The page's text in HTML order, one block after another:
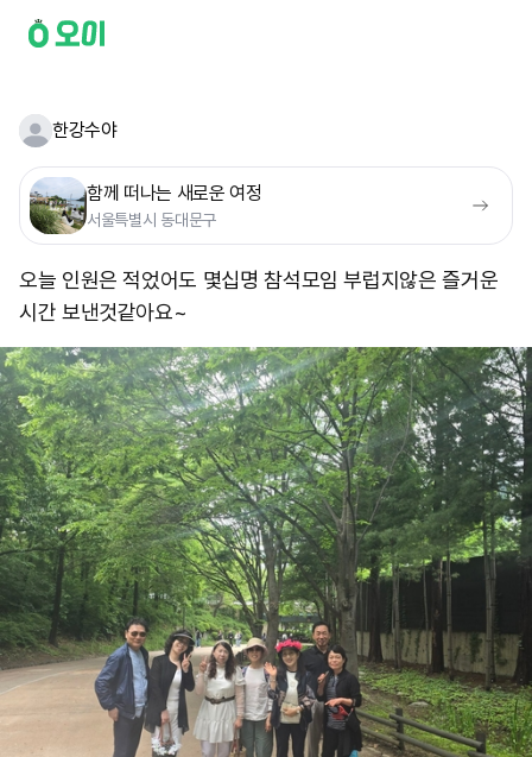
한강수야
함께 떠나는 새로운 여정
서울특별시 동대문구
오늘 인원은 적었어도 몇십명 참석모임 부럽지않은 즐거운
시간 보낸것같아요~